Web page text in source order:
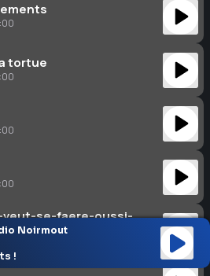
tortue
veut-se-faere-oussi-
le-beu
Noirmout
!